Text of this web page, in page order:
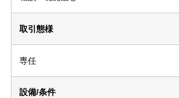
取引態様
専任
設備/条件